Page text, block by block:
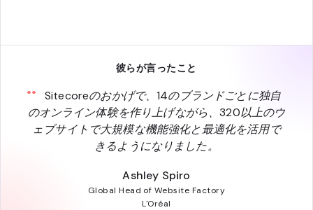
彼らが言ったこと
Sitecoreのおかげで、14のブランドごとに独自
のオンライン体験を作り上げながら、320以上のウ
ェブサイトで大規模な機能強化と最適化を活用で
きるようになりました。
Ashley Spiro
Global Head of Website Factory
L'Oréal